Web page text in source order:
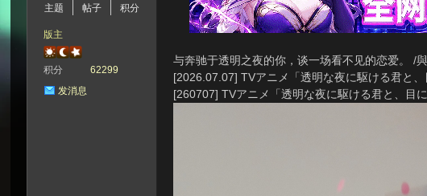
主题
帖子
积分
版主
积分
62299
发消息
与奔驰于透明之夜的你，谈一场看不见的恋爱。 /
[2026.07.07] TVアニメ「透明な夜に駆ける君と
[260707] TVアニメ「透明な夜に駆ける君と、目